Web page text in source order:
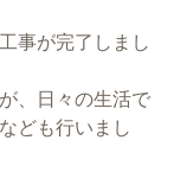
事が完了しまし
、日々の生活で
ども行いまし